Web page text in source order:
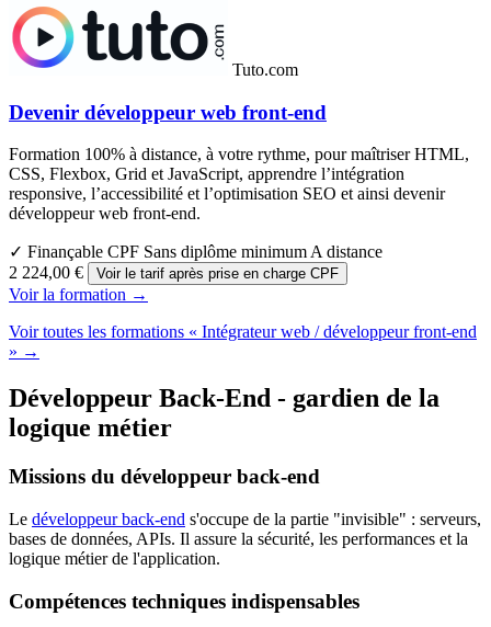
Tuto.com
Devenir développeur web front-end
Formation 100% à distance, à votre rythme, pour maîtriser HTML,
CSS, Flexbox, Grid et JavaScript, apprendre l’intégration
responsive, l’accessibilité et l’optimisation SEO et ainsi devenir
développeur web front-end.
✓ Finançable CPF Sans diplôme minimum A distance
2 224,00 €
Voir le tarif après prise en charge CPF
Voir la formation →
Voir toutes les formations « Intégrateur web / développeur front-end
» →
Développeur Back-End - gardien de la
logique métier
Missions du développeur back-end
Le développeur back-end s'occupe de la partie "invisible" : serveurs,
bases de données, APIs. Il assure la sécurité, les performances et la
logique métier de l'application.
Compétences techniques indispensables